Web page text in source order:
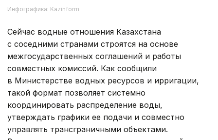
Инфографика: Kazinform
Сейчас водные отношения Казахстана
с соседними странами строятся на основе
межгосударственных соглашений и работы
совместных комиссий. Как сообщили
в Министерстве водных ресурсов и ирригации,
такой формат позволяет системно
координировать распределение воды,
утверждать графики ее подачи и совместно
управлять трансграничными объектами.